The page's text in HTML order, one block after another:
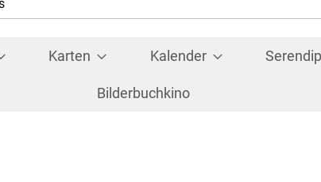
Suche
Karten Kalender
Bilderbuchkino